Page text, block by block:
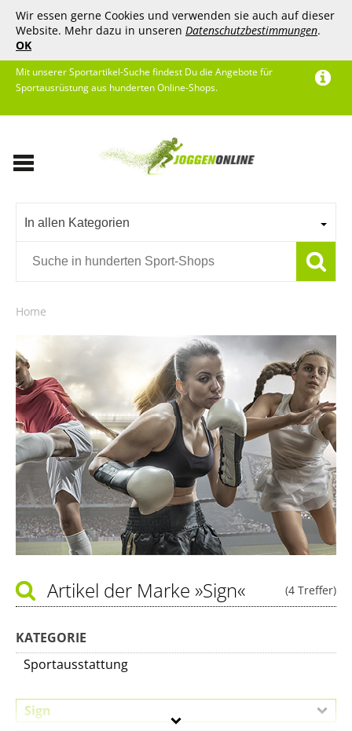
Wir essen gerne Cookies und verwenden sie auch auf dieser
Website. Mehr dazu in unseren Datenschutzbestimmungen.
OK
Mit unserer Sportartikel-Suche findest Du die Angebote für
Sportausrüstung aus hunderten Online-Shops.
In allen Kategorien
Home
(4 Treffer)
Artikel der Marke »Sign«
KATEGORIE
Sportausstattung
Sign